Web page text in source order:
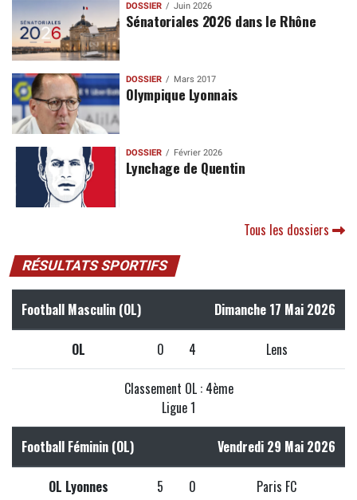
DOSSIER Juin 2026
Sénatoriales 2026 dans le Rhône
DOSSIER Mars 2017
Olympique Lyonnais
DOSSIER Février 2026
Lynchage de Quentin
Tous les dossiers
RÉSULTATS SPORTIFS
Football Masculin (OL) Dimanche 17 Mai 2026
OL 0 4 Lens
Classement OL : 4ème
Ligue 1
Football Féminin (OL) Vendredi 29 Mai 2026
OL Lyonnes 5 0 Paris FC